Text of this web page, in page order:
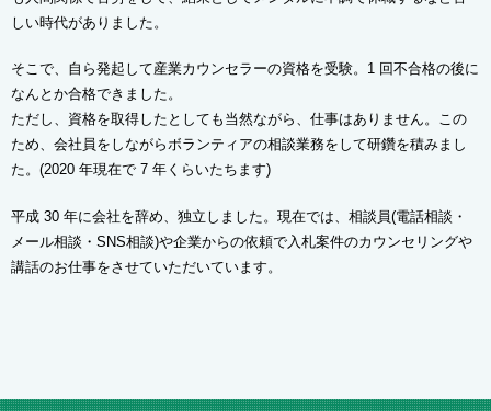
しい時代がありました。
そこで、自ら発起して産業カウンセラーの資格を受験。1 回不合格の後に
なんとか合格できました。
ただし、資格を取得したとしても当然ながら、仕事はありません。この
ため、会社員をしながらボランティアの相談業務をして研鑽を積みまし
た。(2020 年現在で 7 年くらいたちます)
平成 30 年に会社を辞め、独立しました。現在では、相談員(電話相談・
メール相談・SNS相談)や企業からの依頼で入札案件のカウンセリングや
講話のお仕事をさせていただいています。